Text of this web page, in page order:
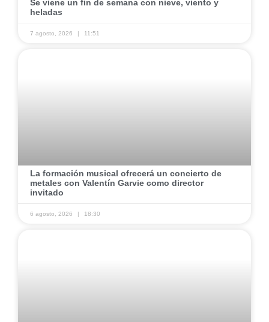
​Se viene un fin de semana con nieve, viento y
heladas ​
7 agosto, 2026 11:51
​La formación musical ofrecerá un concierto de
metales con Valentín Garvie como director
invitado ​
6 agosto, 2026 18:30